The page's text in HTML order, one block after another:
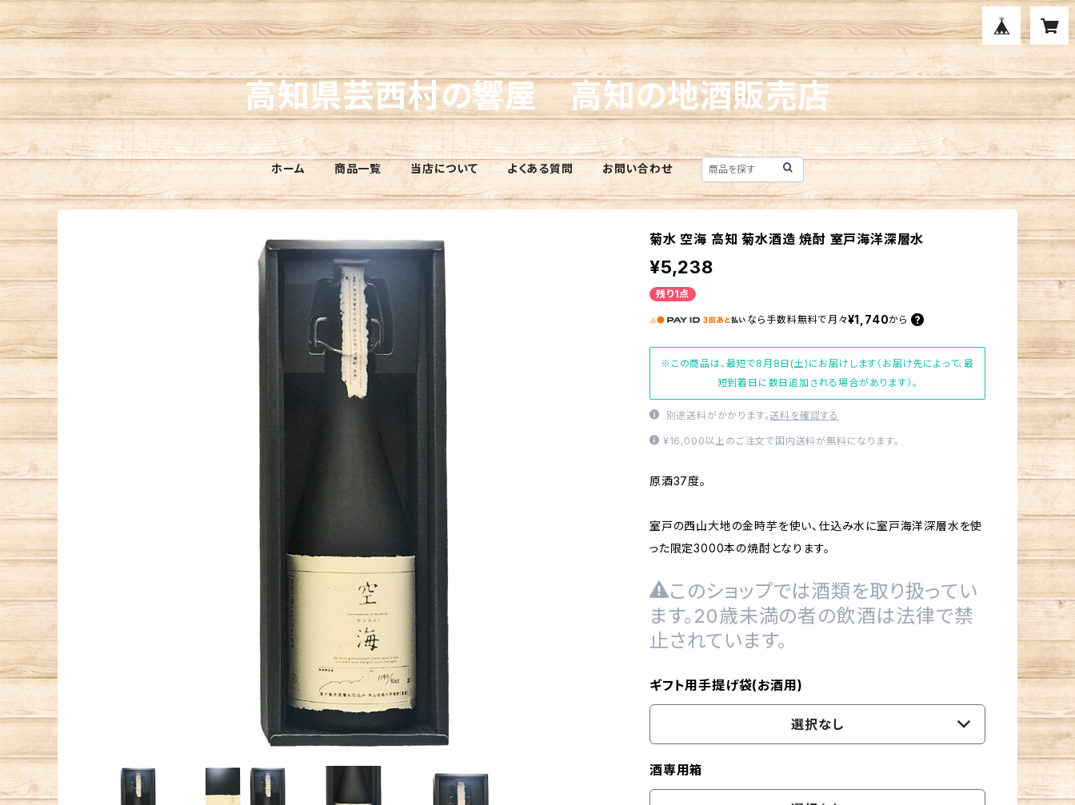
高知県芸西村の響屋 高知の地酒販売店
ホーム 商品一覧 当店について よくある質問 お問い合わせ
菊水 空海 高知 菊水酒造 焼酎 室戸海洋深層水
¥5,238
残り1点
なら 手数料無料で 月々¥1,740から
※この商品は、最短で8月8日(土)にお届けします（お届け先によって、最
短到着日に数日追加される場合があります）。
別途送料がかかります。送料を確認する
¥16,000以上のご注文で国内送料が無料になります。
原酒37度。
室戸の西山大地の金時芋を使い、仕込み水に室戸海洋深層水を使
った限定3000本の焼酎となります。
このショップでは酒類を取り扱ってい
ます。20歳未満の者の飲酒は法律で禁
止されています。
ギフト用手提げ袋(お酒用)
選択なし
酒専用箱